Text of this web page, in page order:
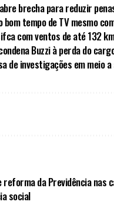
brecha para reduzir
bom tempo de TV mesmo
com ventos de até 132
Buzzi à perda do
de investigações em meio
da Previdência nas
social